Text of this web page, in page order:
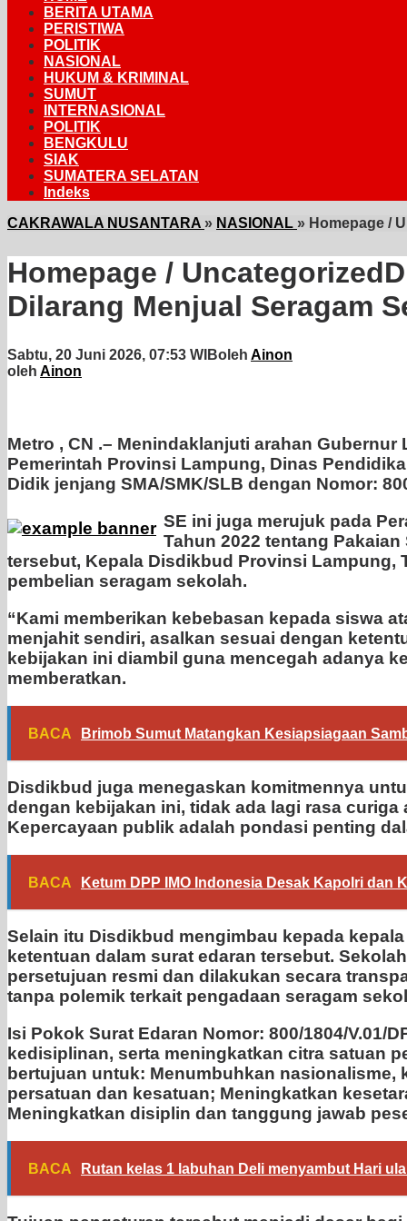
BERITA UTAMA
PERISTIWA
POLITIK
NASIONAL
HUKUM & KRIMINAL
SUMUT
INTERNASIONAL
POLITIK
BENGKULU
SIAK
SUMATERA SELATAN
Indeks
CAKRAWALA NUSANTARA » NASIONAL » Homepage /
Homepage /
Dilarang Menjual Seragam
Sabtu, 20 Juni 2026, 07:53 WIBoleh Ainon
oleh Ainon
Metro , CN .– Menindaklanjuti arahan
Pemerintah Provinsi Lampung, Dinas
Didik jenjang SMA/SMK/SLB dengan Nomor:
SE ini juga merujuk pada
Tahun 2022 tentang
tersebut, Kepala Disdikbud Provinsi Lampung,
pembelian seragam sekolah.
“Kami memberikan kebebasan kepada siswa
menjahit sendiri, asalkan sesuai dengan
kebijakan ini diambil guna mencegah adanya
memberatkan.
BACA Brimob Sumut Matangkan Kesiapsiagaan
Disdikbud juga menegaskan komitmennya
dengan kebijakan ini, tidak ada lagi rasa
Kepercayaan publik adalah pondasi penting
BACA Ketum DPP IMO Indonesia Desak Kapolri dan
Selain itu Disdikbud mengimbau kepada
ketentuan dalam surat edaran tersebut.
persetujuan resmi dan dilakukan secara
tanpa polemik terkait pengadaan seragam
Isi Pokok Surat Edaran Nomor: 800/1804/V.01/
kedisiplinan, serta meningkatkan citra satuan
bertujuan untuk: Menumbuhkan
persatuan dan kesatuan; Meningkatkan
Meningkatkan disiplin dan tanggung jawab
BACA Rutan kelas 1 labuhan Deli menyambut Hari